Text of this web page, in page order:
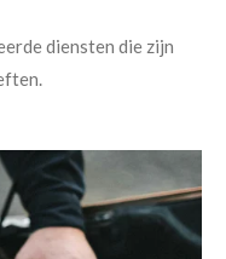
diensten die zijn